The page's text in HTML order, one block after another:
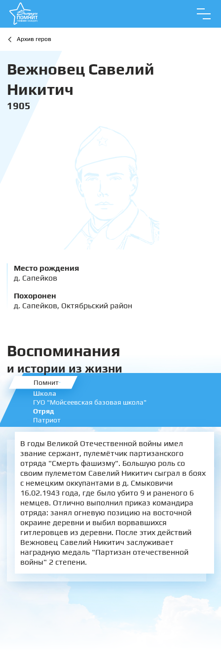
Архив геров
Вежновец Савелий
Никитич
1905
Место рождения
д. Сапейков
Похоронен
д. Сапейков, Октябрьский район
Воспоминания
и истории из жизни
Помнит
Школа
ГУО "Мойсеевская базовая школа"
Отряд
Патриот
В годы Великой Отечественной войны имел
звание сержант, пулемётчик партизанского
отряда "Смерть фашизму". Большую роль со
своим пулеметом Савелий Никитич сыграл в боях
с немецким оккупантами в д. Смыковичи
16.02.1943 года, где было убито 9 и раненого 6
немцев. Отлично выполнил приказ командира
отряда: занял огневую позицию на восточной
окраине деревни и выбил ворвавшихся
гитлеровцев из деревни. После этих действий
Вежновец Савелий Никитич заслуживает
наградную медаль "Партизан отечественной
войны" 2 степени.